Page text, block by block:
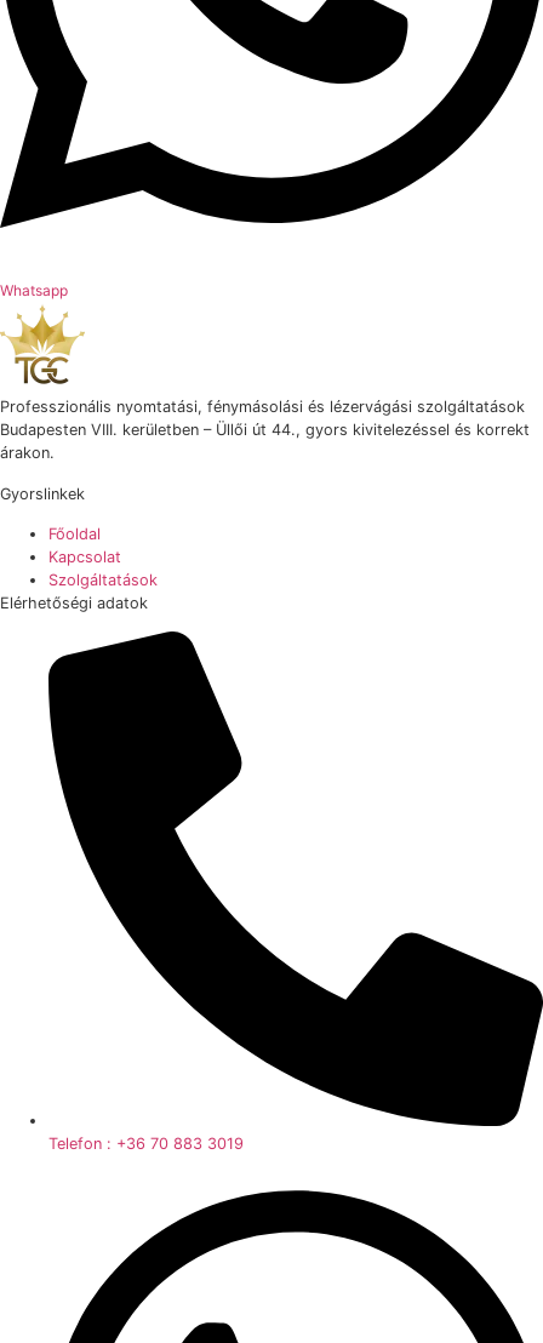
Whatsapp
Professzionális nyomtatási, fénymásolási és lézervágási szolgáltatások
Budapesten VIII. kerületben – Üllői út 44., gyors kivitelezéssel és korrekt
árakon.
Gyorslinkek
Főoldal
Kapcsolat
Szolgáltatások
Elérhetőségi adatok
Telefon : +36 70 883 3019